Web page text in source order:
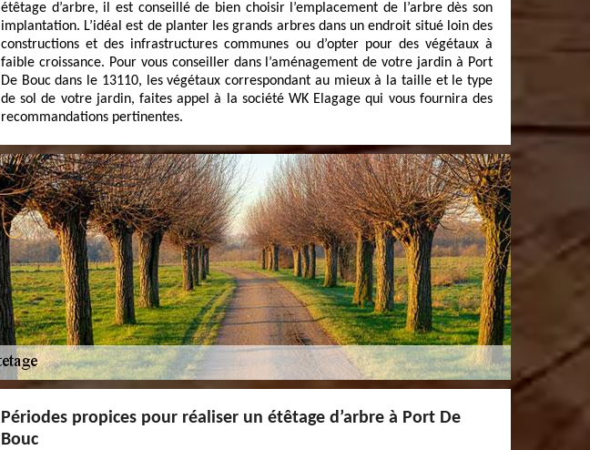
étêtage d’arbre, il est conseillé de bien choisir l’emplacement de l’arbre dès son
implantation. L’idéal est de planter les grands arbres dans un endroit situé loin des
constructions et des infrastructures communes ou d’opter pour des végétaux à
faible croissance. Pour vous conseiller dans l’aménagement de votre jardin à Port
De Bouc dans le 13110, les végétaux correspondant au mieux à la taille et le type
de sol de votre jardin, faites appel à la société WK Elagage qui vous fournira des
recommandations pertinentes.
Périodes propices pour réaliser un étêtage d’arbre à Port De
Bouc